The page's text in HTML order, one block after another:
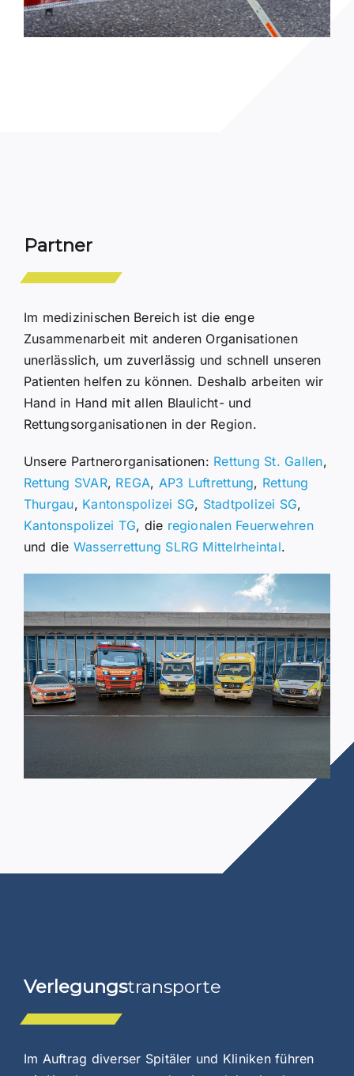
Partner
Im medizinischen Bereich ist die enge
Zusammenarbeit mit anderen Organisationen
unerlässlich, um zuverlässig und schnell unseren
Patienten helfen zu können. Deshalb arbeiten wir
Hand in Hand mit allen Blaulicht- und
Rettungsorganisationen in der Region.
Unsere Partnerorganisationen: Rettung St. Gallen,
Rettung SVAR, REGA, AP3 Luftrettung, Rettung
Thurgau, Kantonspolizei SG, Stadtpolizei SG,
Kantonspolizei TG, die regionalen Feuerwehren
und die Wasserrettung SLRG Mittelrheintal.
Verlegungstransporte
Im Auftrag diverser Spitäler und Kliniken führen